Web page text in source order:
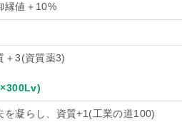
縁値＋10%
＋3(資質薬3)
を凝らし、資質+1(工業の道100)